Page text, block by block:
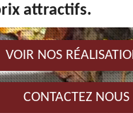
attractifs.
VOIR NOS
CONTACTEZ NOUS